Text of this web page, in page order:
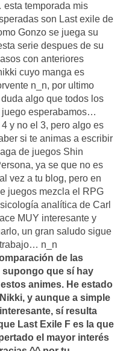
temporada mis
son Last exile de
Gonzo se juega su
serie despues de su
con anteriores
cuyo manga es
n_n, por ultimo
algo que todos los
juego esperabamos…
y no el 3, pero algo es
si te animas a escribir
de juegos Shin
ya se que no es
vez a tu blog, pero en
juegos mezcla el RPG
analítica de Carl
MUY interesante y
un gran saludo sigue
n_n
de las
supongo que sí hay
animes. He estado
y aunque a simple
sí resulta
Last Exile F es la que
el mayor interés